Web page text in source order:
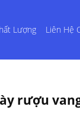
Lượng Liên Hệ
rượu